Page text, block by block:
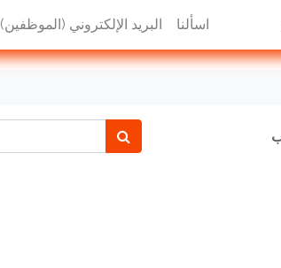
البريد الإلكتروني (الموظفين) اسألنا